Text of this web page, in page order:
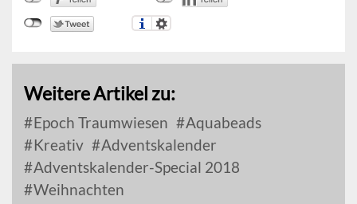
Weitere Artikel zu:
Epoch Traumwiesen
Aquabeads
Kreativ
Adventskalender
Adventskalender-Special 2018
Weihnachten